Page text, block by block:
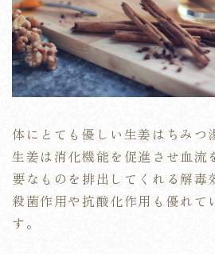
体にとても優しい生姜はちみつ
生姜は消化機能を促進させ血流
要なものを排出してくれる解毒
殺菌作用や抗酸化作用も優れて
す。